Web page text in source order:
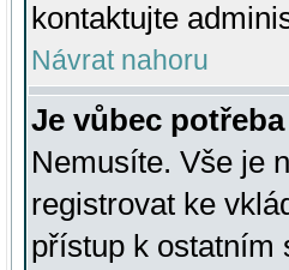
kontaktujte
Návrat nahoru
Je vůbec
Nemusíte. Vše je
registrovat ke
přístup k ostatním